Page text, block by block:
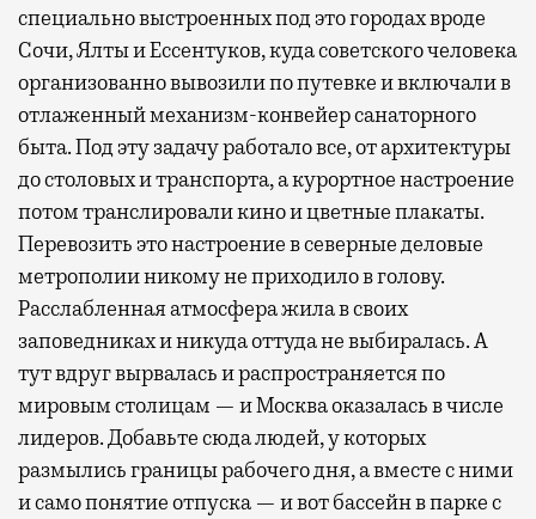
специально выстроенных под это городах вроде
Сочи, Ялты и Ессентуков, куда советского человека
организованно вывозили по путевке и включали в
отлаженный механизм-конвейер санаторного
быта. Под эту задачу работало все, от архитектуры
до столовых и транспорта, а курортное настроение
потом транслировали кино и цветные плакаты.
Перевозить это настроение в северные деловые
метрополии никому не приходило в голову.
Расслабленная атмосфера жила в своих
заповедниках и никуда оттуда не выбиралась. А
тут вдруг вырвалась и распространяется по
мировым столицам — и Москва оказалась в числе
лидеров. Добавьте сюда людей, у которых
размылись границы рабочего дня, а вместе с ними
и само понятие отпуска — и вот бассейн в парке с